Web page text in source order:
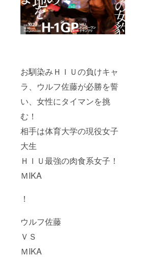
お馴染みＨＩＵの負けキャ
ラ、ウルフ佐藤が必勝を誓
い、女性にタイマンを挑
む！
相手は体育大学の現役女子
大生
ＨＩＵ最強の肉食系女子！
ＭIKA
！
ウルフ佐藤
ＶＳ
ＭIKA